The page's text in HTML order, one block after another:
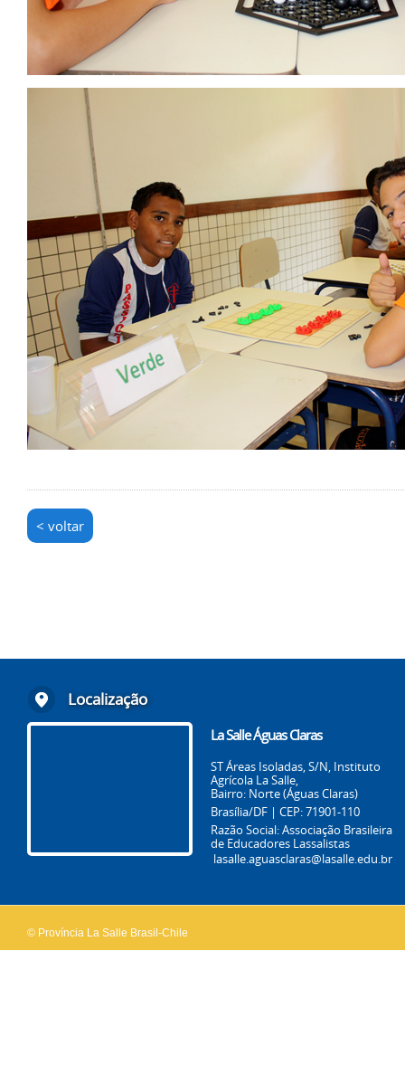
< voltar
Localização
La Salle Águas Claras
ST Áreas Isoladas, S/N, Instituto
Agrícola La Salle,
Bairro: Norte (Águas Claras)
Brasília/DF | CEP: 71901-110
Razão Social: Associação Brasileira
de Educadores Lassalistas
lasalle.aguasclaras@lasalle.edu.br
© Província La Salle Brasil-Chile